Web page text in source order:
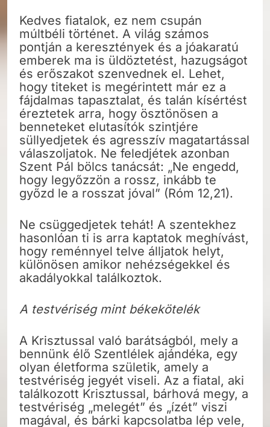
Kedves fiatalok, ez nem csupán
múltbéli történet. A világ számos
pontján a keresztények és a jóakaratú
emberek ma is üldöztetést, hazugságot
és erőszakot szenvednek el. Lehet,
hogy titeket is megérintett már ez a
fájdalmas tapasztalat, és talán kísértést
éreztetek arra, hogy ösztönösen a
benneteket elutasítók szintjére
süllyedjetek és agresszív magatartással
válaszoljatok. Ne feledjétek azonban
Szent Pál bölcs tanácsát: „Ne engedd,
hogy legyőzzön a rossz, inkább te
győzd le a rosszat jóval” (Róm 12,21).
Ne csüggedjetek tehát! A szentekhez
hasonlóan ti is arra kaptatok meghívást,
hogy reménnyel telve álljatok helyt,
különösen amikor nehézségekkel és
akadályokkal találkoztok.
A testvériség mint békekötelék
A Krisztussal való barátságból, mely a
bennünk élő Szentlélek ajándéka, egy
olyan életforma születik, amely a
testvériség jegyét viseli. Az a fiatal, aki
találkozott Krisztussal, bárhová megy, a
testvériség „melegét” és „ízét” viszi
magával, és bárki kapcsolatba lép vele,